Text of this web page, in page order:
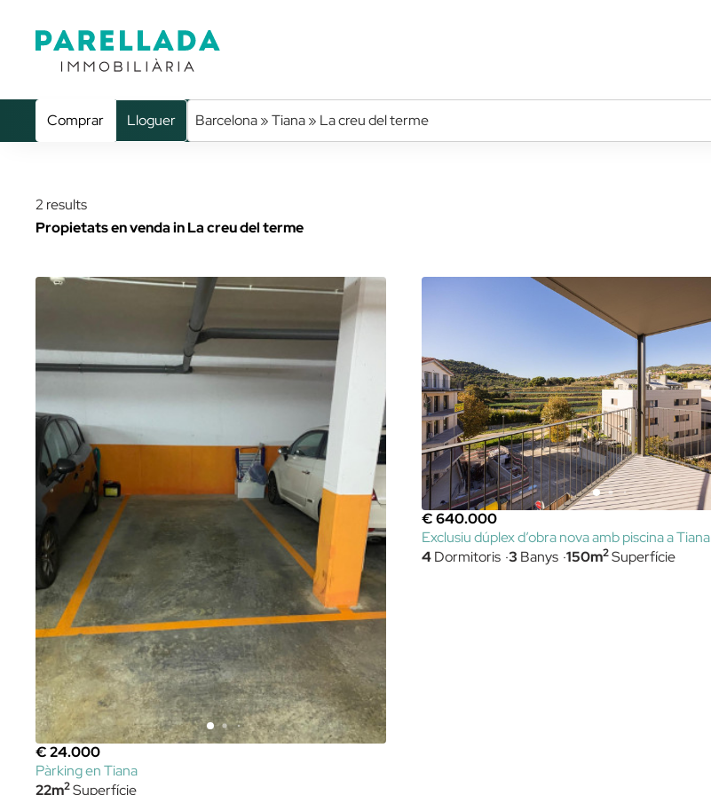
Comprar Lloguer Barcelona » Tiana » La creu del terme
2 results
Propietats en venda in La creu del terme
€ 24.000
Pàrking en Tiana
22m2Superfície
€ 640.000
Exclusiu dúplex d’obra nova amb piscina a Tiana
4Dormitoris 3 Banys 150m2Superfície